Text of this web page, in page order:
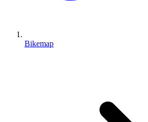
Bikemap